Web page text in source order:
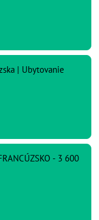
| Ubytovanie
- 3 600